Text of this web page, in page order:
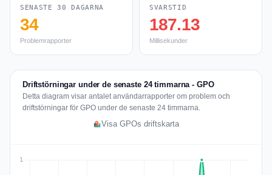
SENASTE 30 DAGARNA
34
Problemrapporter
SVARSTID
187.13
Millisekunder
Driftstörningar under de senaste 24 timmarna - GPO
Detta diagram visar antalet användarrapporter om problem och
driftstörningar för GPO under de senaste 24 timmarna.
Visa GPOs driftskarta